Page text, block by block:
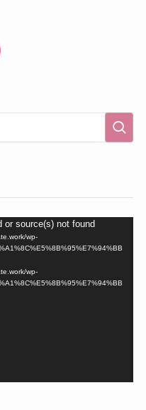
or source(s) not found
wp-
wp-